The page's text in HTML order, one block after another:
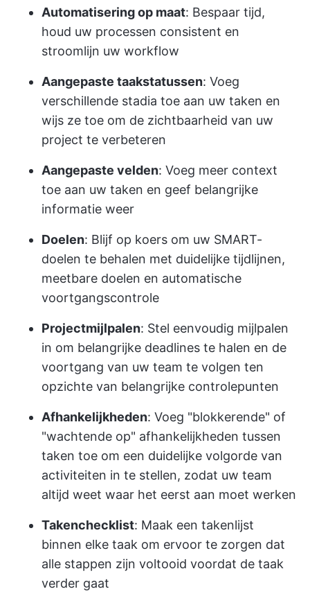
Automatisering op maat: Bespaar tijd,
houd uw processen consistent en
stroomlijn uw workflow
Aangepaste taakstatussen: Voeg
verschillende stadia toe aan uw taken en
wijs ze toe om de zichtbaarheid van uw
project te verbeteren
Aangepaste velden: Voeg meer context
toe aan uw taken en geef belangrijke
informatie weer
Doelen: Blijf op koers om uw SMART-
doelen te behalen met duidelijke tijdlijnen,
meetbare doelen en automatische
voortgangscontrole
Projectmijlpalen: Stel eenvoudig mijlpalen
in om belangrijke deadlines te halen en de
voortgang van uw team te volgen ten
opzichte van belangrijke controlepunten
Afhankelijkheden: Voeg "blokkerende" of
"wachtende op" afhankelijkheden tussen
taken toe om een duidelijke volgorde van
activiteiten in te stellen, zodat uw team
altijd weet waar het eerst aan moet werken
Takenchecklist: Maak een takenlijst
binnen elke taak om ervoor te zorgen dat
alle stappen zijn voltooid voordat de taak
verder gaat